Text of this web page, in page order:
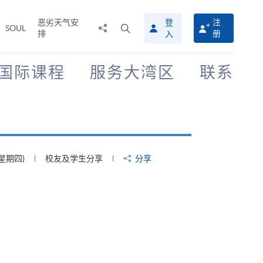
SOUL
恶劣天气安
排
搜
寻
介
登
入
注
册
国际课程 服务大湾区 联系
期四) 校友及学生分享 分享